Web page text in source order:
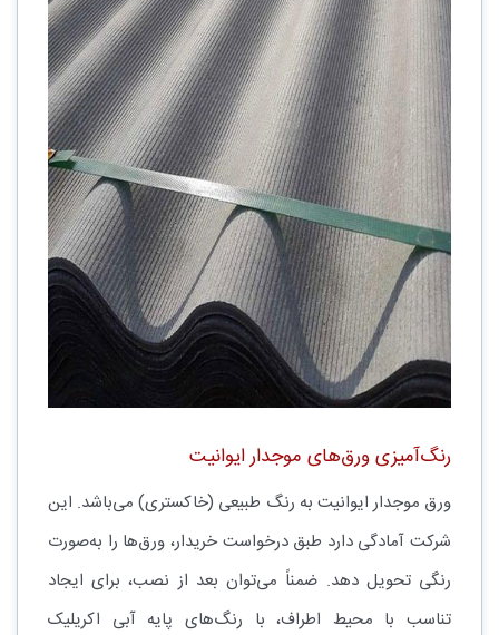
رنگ‌آمیزی ورق‌های موجدار ایوانیت
ورق موجدار ایوانیت به رنگ طبیعی (خاکستری) می‌باشد. این
شرکت آمادگی دارد طبق درخواست خریدار، ورق‌ها را به‌صورت
رنگی تحویل دهد. ضمناً می‌توان بعد از نصب، برای ایجاد
تناسب با محیط اطراف، با رنگ‌های پایه آبی اکریلیک